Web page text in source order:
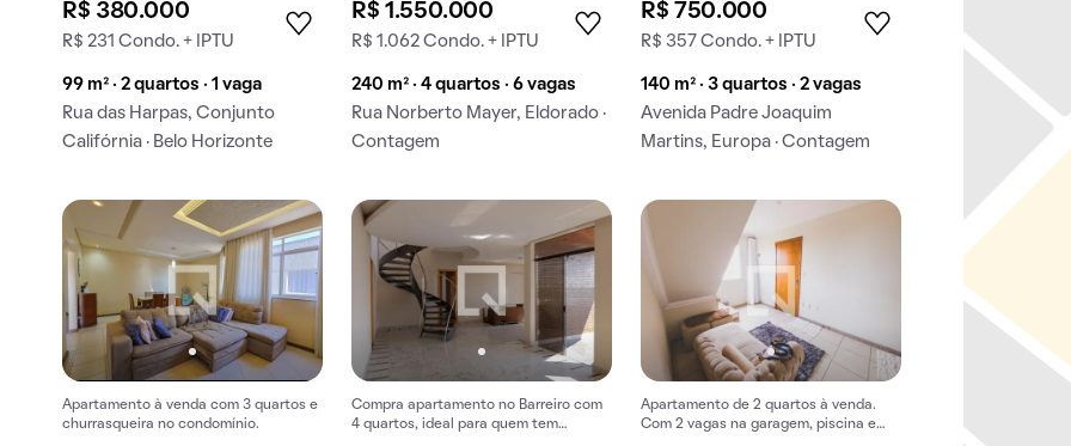
R$ 380.000
R$ 231 Condo. + IPTU
99 m² · 2 quartos · 1 vaga
Rua das Harpas, Conjunto
Califórnia · Belo Horizonte
R$ 1.550.000
R$ 1.062 Condo. + IPTU
240 m² · 4 quartos · 6 vagas
Rua Norberto Mayer, Eldorado ·
Contagem
R$ 750.000
R$ 357 Condo. + IPTU
140 m² · 3 quartos · 2 vagas
Avenida Padre Joaquim
Martins, Europa · Contagem
Apartamento à venda com 3 quartos e
churrasqueira no condomínio.
Compra apartamento no Barreiro com
4 quartos, ideal para quem tem
Apartamento de 2 quartos à venda.
Com 2 vagas na garagem, piscina e